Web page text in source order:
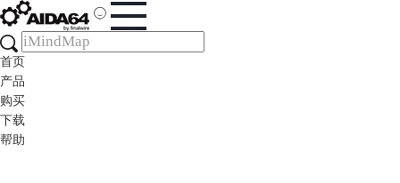
首页
产品
购买
下载
帮助